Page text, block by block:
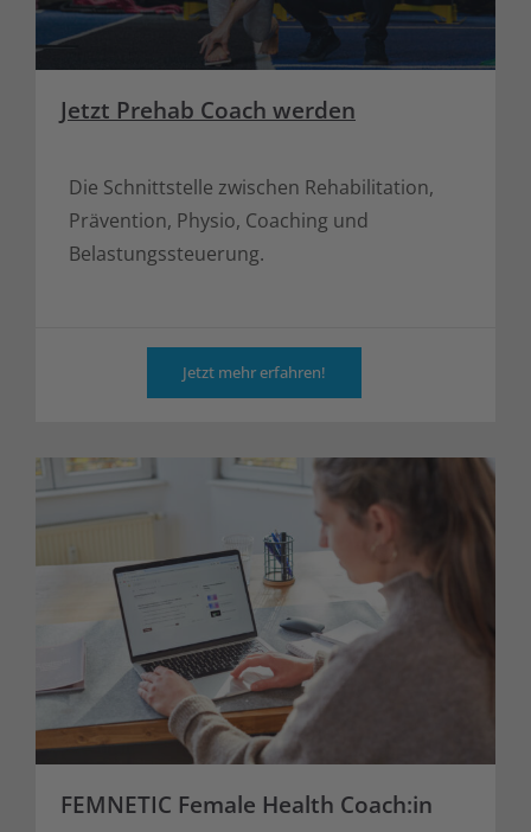
Jetzt Prehab Coach werden
Die Schnittstelle zwischen Rehabilitation,
Prävention, Physio, Coaching und
Belastungssteuerung.
Jetzt mehr erfahren!
FEMNETIC Female Health Coach:in